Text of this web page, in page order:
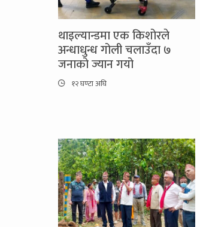
थाइल्यान्डमा एक किशोरले
अन्धाधुन्ध गोली चलाउँदा ७
जनाको ज्यान गयो
१२ घण्टा अघि